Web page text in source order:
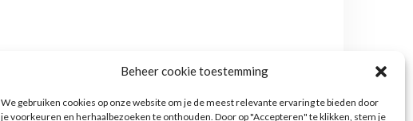
Beheer cookie toestemming
We gebruiken cookies op onze website om je de meest relevante ervaring te bieden door
je voorkeuren en herhaalbezoeken te onthouden. Door op "Accepteren" te klikken, stem je